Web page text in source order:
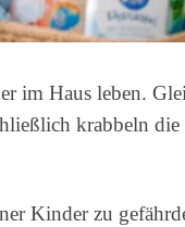
im Haus leben.
krabbeln
Kinder zu